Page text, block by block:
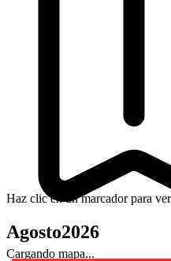
Cargando mapa...
Haz clic en un marcador para
Agosto2026